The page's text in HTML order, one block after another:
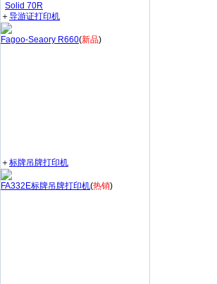
Solid 70R
＋导游证打印机
Fagoo-Seaory R660(新品)
＋标牌吊牌打印机
FA332E标牌吊牌打印机(热销)